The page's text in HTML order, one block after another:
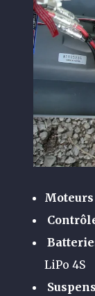
Moteurs
LiPo 4S